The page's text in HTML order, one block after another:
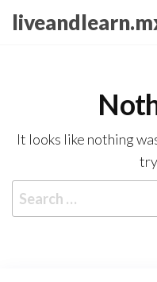
Skip
It looks like nothing